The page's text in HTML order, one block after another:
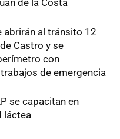
de la Costa
abrirán al tránsito 12
Castro y se
con
de emergencia
se capacitan en
láctea